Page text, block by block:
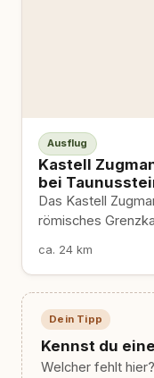
Ausflug
Kastell
bei
Das Kastell
römisches
ca. 24 km
Dein Tipp
Kennst du
Welcher fehlt